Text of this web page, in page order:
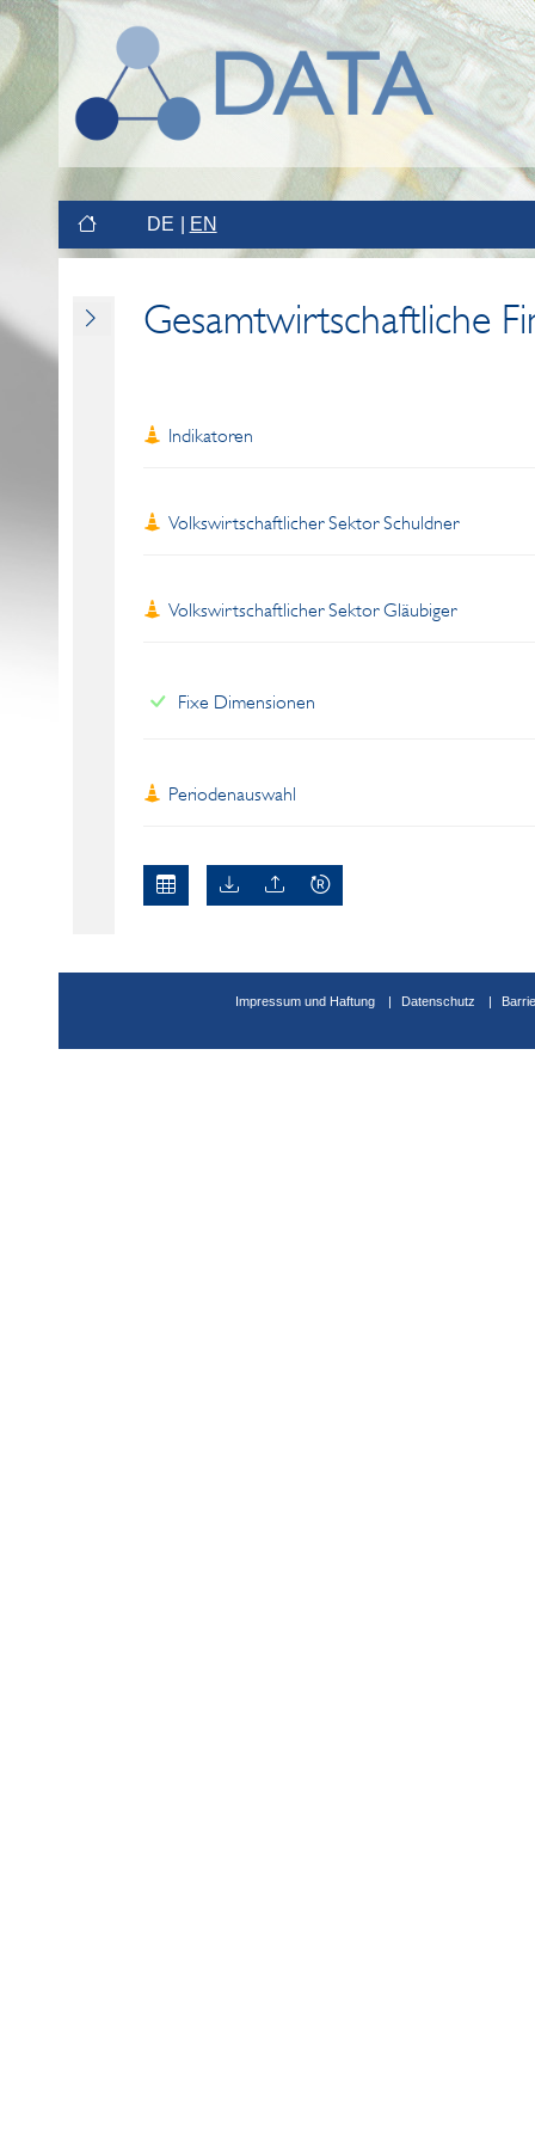
DE EN
Gesamtwirtschaftliche
Indikatoren
Volkswirtschaftlicher Sektor Schuldner
Volkswirtschaftlicher Sektor Gläubiger
Fixe Dimensionen
Periodenauswahl
Impressum und Haftung Datenschutz